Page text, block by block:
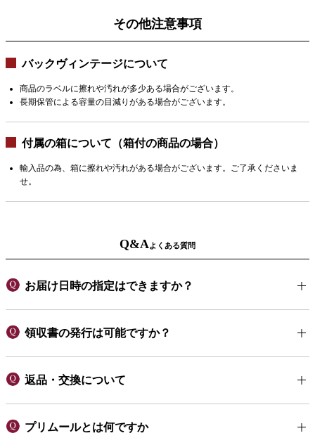
その他注意事項
バックヴィンテージについて
商品のラベルに擦れや汚れが多少ある場合がございます。
長期保管による容量の目減りがある場合がございます。
付属の箱について（箱付の商品の場合）
輸入品の為、箱に擦れや汚れがある場合がございます。ご了承くださいま
せ。
Q&Aよくある質問
お届け日時の指定はできますか？
領収書の発行は可能ですか？
返品・交換について
プリムールとは何ですか